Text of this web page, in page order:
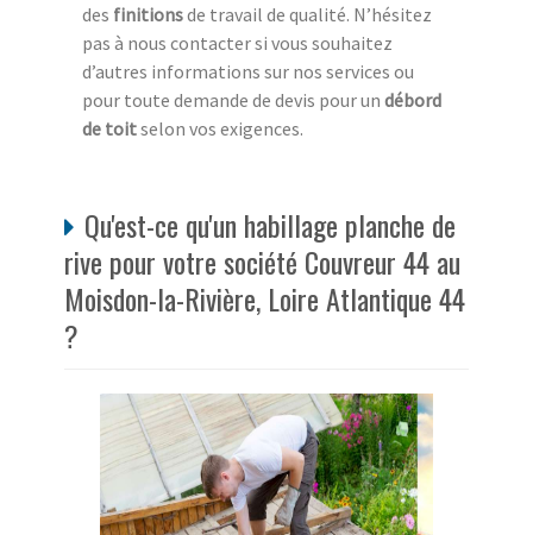
des finitionsde travail de qualité. N’hésitez
pas à nous contacter si vous souhaitez
d’autres informations sur nos services ou
pour toute demande de devis pour un débord
de toitselon vos exigences.
Qu'est-ce qu'un habillage planche de
rive pour votre société Couvreur 44 au
Moisdon-la-Rivière, Loire Atlantique 44
?